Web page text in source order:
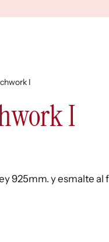
I
I
925mm. y esmalte al